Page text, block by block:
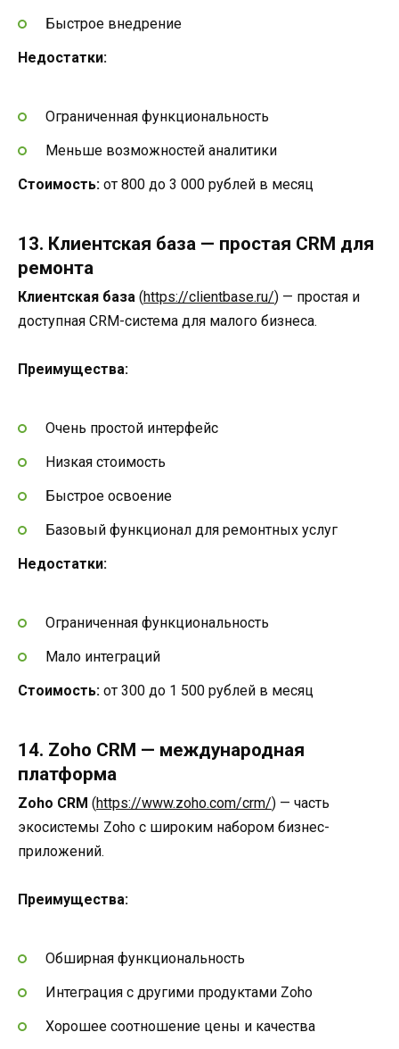
Быстрое внедрение
Недостатки:
Ограниченная функциональность
Меньше возможностей аналитики
Стоимость: от 800 до 3 000 рублей в месяц
13. Клиентская база — простая CRM для
ремонта
Клиентская база (https://clientbase.ru/) — простая и
доступная CRM-система для малого бизнеса.
Преимущества:
Очень простой интерфейс
Низкая стоимость
Быстрое освоение
Базовый функционал для ремонтных услуг
Недостатки:
Ограниченная функциональность
Мало интеграций
Стоимость: от 300 до 1 500 рублей в месяц
14. Zoho CRM — международная
платформа
Zoho CRM (https://www.zoho.com/crm/) — часть
экосистемы Zoho с широким набором бизнес-
приложений.
Преимущества:
Обширная функциональность
Интеграция с другими продуктами Zoho
Хорошее соотношение цены и качества